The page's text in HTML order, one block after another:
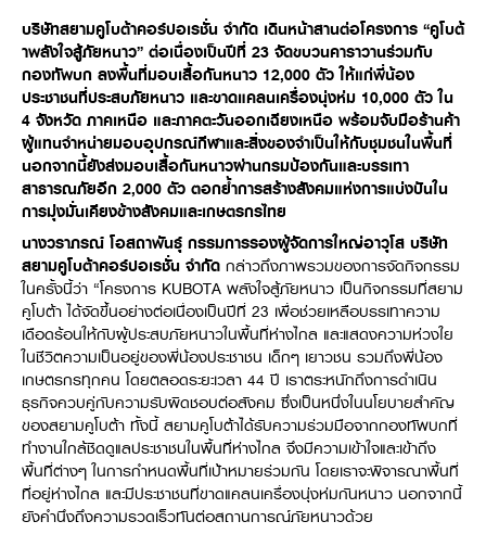
โดรนการเกษตร
สินค้าที่ส่งออก
สำนักงานต่างประเทศ
ศูนย์บริการในต่างประเทศ
ประเทศคู่ค้า
โฆษณาคูโบต้า
ข่าวกิจกรรมเพื่อสังคม
โครงการตามแนวพระราชดำริ
การพัฒนาชุมชน และสังคม
การศึกษา และเยาวชน
สิ่งแวดล้อมความปลอดภัยและอาชีวอนามัย
คูโบต้าร่วมมือเกษตรร่วมใจ
โครงการเกษตรแปลงใหญ่
เอกสารดาวน์โหลด
วารสารออนไลน์
เช่าซื้อ
คูโบต้า สโตร์
KAS เกษตรครบวงจร
คูโบต้าฟาร์ม
คูโบต้าแฟมิลี่
ภาษา
ไทย English
บริษัทสยามคูโบต้าคอร์ปอเรชั่น จำกัด เดินหน้าสานต่อโครงการ “คูโบต้
าพลังใจสู้ภัยหนาว” ต่อเนื่องเป็นปีที่ 23 จัดขบวนคาราวานร่วมกับ
กองทัพบก ลงพื้นที่มอบเสื้อกันหนาว 12,000 ตัว ให้แก่พี่น้อง
ประชาชนที่ประสบภัยหนาว และขาดแคลนเครื่องนุ่งห่ม 10,000 ตัวใน
4 จังหวัด ภาคเหนือ และภาคตะวันออกเฉียงเหนือ พร้อมจับมือร้านค้า
ผู้แทนจำหน่ายมอบอุปกรณ์กีฬาและสิ่งของจำเป็นให้กับชุมชนในพื้นที่
นอกจากนี้ยังส่งมอบเสื้อกันหนาวผ่านกรมป้องกันและบรรเทา
สาธารณภัยอีก 2,000 ตัว ตอกย้ำการสร้างสังคมแห่งการแบ่งปันใน
การมุ่งมั่นเคียงข้างสังคมและเกษตรกรไทย
นางวราภรณ์ โอสถาพันธุ์ กรรมการรองผู้จัดการใหญ่อาวุโส บริษัท
สยามคูโบต้าคอร์ปอเรชั่น จำกัด กล่าวถึงภาพรวมของการจัดกิจกรรม
ในครั้งนี้ว่า “โครงการ KUBOTA พลังใจสู้ภัยหนาว เป็นกิจกรรมที่สยาม
คูโบต้า ได้จัดขึ้นอย่างต่อเนื่องเป็นปีที่ 23 เพื่อช่วยเหลือบรรเทาความ
เดือดร้อนให้กับผู้ประสบภัยหนาวในพื้นที่ห่างไกล และแสดงความห่วงใย
ในชีวิตความเป็นอยู่ของพี่น้องประชาชน เด็กๆ เยาวชน รวมถึงพี่น้อง
เกษตรกรทุกคน โดยตลอดระยะเวลา 44 ปี เราตระหนักถึงการดำเนิน
ธุรกิจควบคู่กับความรับผิดชอบต่อสังคม ซึ่งเป็นหนึ่งในนโยบายสำคัญ
ของสยามคูโบต้า ทั้งนี้ สยามคูโบต้าได้รับความร่วมมือจากกองทัพบกที่
ทำงานใกล้ชิดดูแลประชาชนในพื้นที่ห่างไกล จึงมีความเข้าใจและเข้าถึง
พื้นที่ต่างๆ ในการกำหนดพื้นที่เป้าหมายร่วมกัน โดยเราจะพิจารณาพื้นที่
ที่อยู่ห่างไกล และมีประชาชนที่ขาดแคลนเครื่องนุ่งห่มกันหนาว นอกจากนี้
ยังคำนึงถึงความรวดเร็วทันต่อสถานการณ์ภัยหนาวด้วย